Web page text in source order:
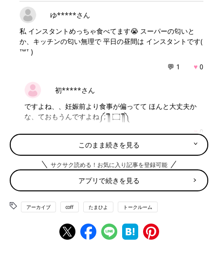
ゆ*****さん
私 インスタントめっちゃ食べてます😭 スーパーの匂いと
か、キッチンの匂い無理で 平日の昼間は インスタントです(
ᐪ꒳ᐪ )‬
💬 1 ♥ 0
初*****さん
ですよね、、妊娠前より食事が偏ってて ほんと大丈夫か
な、ておもうんですよね༼;´༎ຶ ۝ ༎ຶ༽
♥0
ま****さん
野菜も取らなきゃな〜と思いつつも 自分が食べたい物食べ
ちゃってます😌 なんて食欲も作る気も起きないし 昼間は特
にカップ麺とか冷食とかばっかりです😂
初*****さん
このまま続きを見る
サクサク読める！お気に入り記事を登録可能
アプリで続きを見る
アーカイブ coff たまひよ トークルーム